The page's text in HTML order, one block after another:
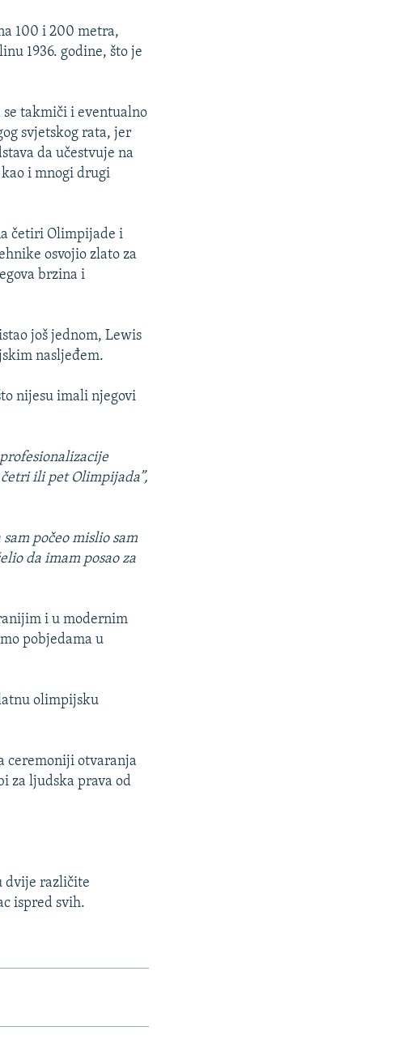
100 i 200 metra,
1936. godine, što je
se takmiči i eventualno
svjetskog rata, jer
da učestvuje na
i mnogi drugi
četiri Olimpijade i
osvojio zlato za
brzina i
još jednom, Lewis
nasljeđem.
nijesu imali njegovi
ili pet Olimpijada”,
počeo mislio sam
da imam posao za
i u modernim
pobjedama u
olimpijsku
ceremoniji otvaranja
za ljudska prava od
dvije različite
ispred svih.